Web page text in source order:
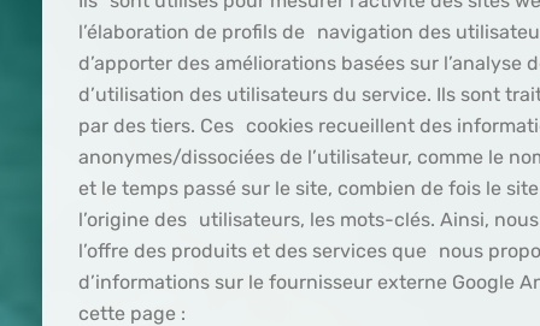
l’élaboration de profils de navigation des
d’apporter des améliorations basées sur l’analyse
d’utilisation des utilisateurs du service. Ils sont
par des tiers. Ces cookies recueillent des
anonymes/dissociées de l’utilisateur, comme le
et le temps passé sur le site, combien de fois le
l’origine des utilisateurs, les mots-clés. Ainsi,
l’offre des produits et des services que nous
d’informations sur le fournisseur externe Google
cette page :